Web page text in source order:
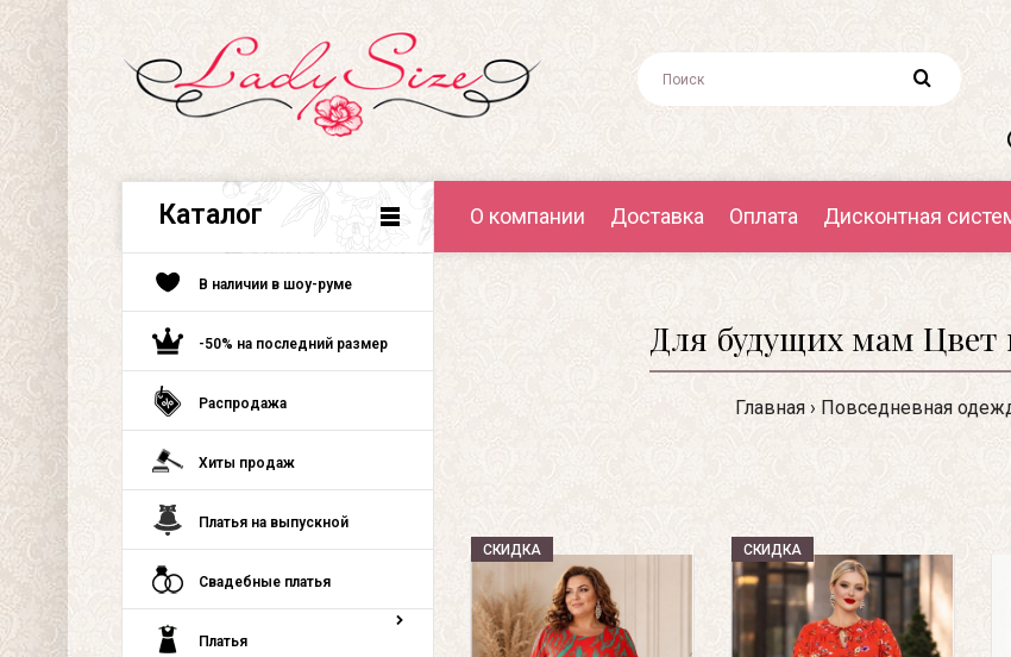
Каталог
В наличии в шоу-руме
-50% на последний размер
Распродажа
Хиты продаж
Платья на выпускной
Свадебные платья
Платья
О компании Доставка Оплата Дисконтная
Для будущих мам
Главная Повседневная
СКИДКА СКИДКА